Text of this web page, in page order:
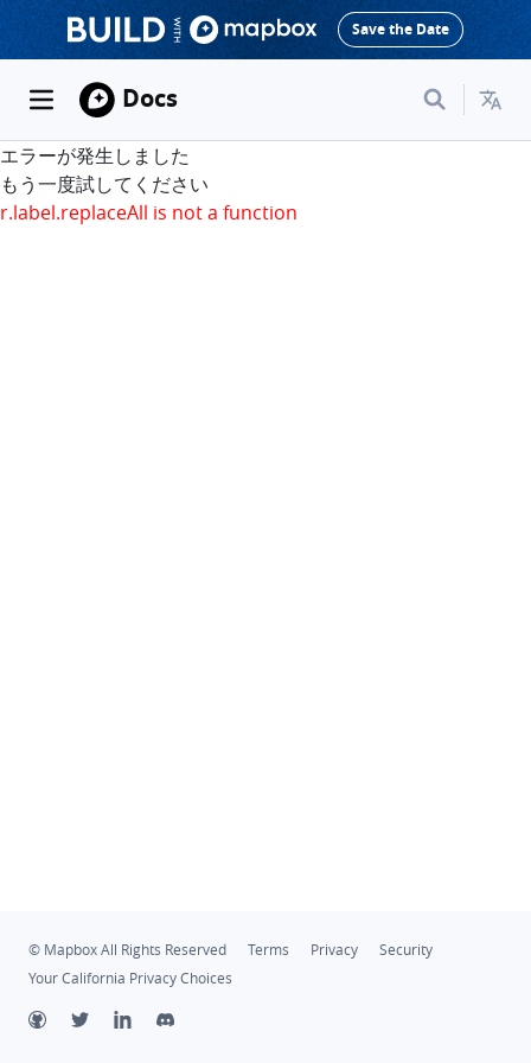
Save the Date
Docs
エラーが発生しました
もう一度試してください
r.label.replaceAll is not a function
© Mapbox All Rights Reserved Terms Privacy
Security
Your California Privacy Choices